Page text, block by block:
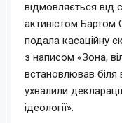
відмовляється
активістом
подала касаційну
з написом «Зона,
встановлював біля
ухвалили
ідеології».